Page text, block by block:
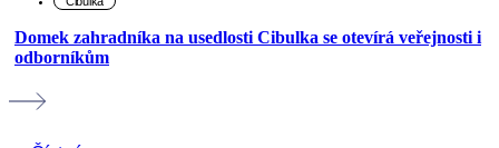
Domek zahradníka na usedlosti Cibulka se otevírá veřejnosti i
odborníkům